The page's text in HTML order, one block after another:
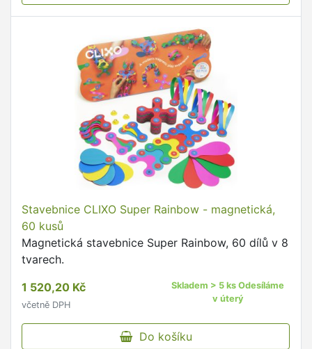
Stavebnice CLIXO Super Rainbow - magnetická,
60 kusů
Magnetická stavebnice Super Rainbow, 60 dílů v 8
tvarech.
1 520,20 Kč
včetně DPH
Skladem > 5 ks Odesíláme
v úterý
Do košíku